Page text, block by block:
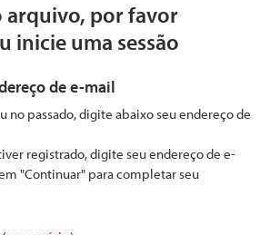
arquivo, por favor
inicie uma sessão
de e-mail
no passado, digite abaixo seu endereço de
registrado, digite seu endereço de e-
"Continuar" para completar seu